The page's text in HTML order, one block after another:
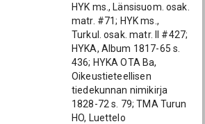
HYK ms., Länsisuom. osak.
matr. #71; HYK ms.,
Turkul. osak. matr. II #427;
HYKA, Album 1817-65 s.
436; HYKA OTA Ba,
Oikeustieteellisen
tiedekunnan nimikirja
1828-72 s. 79; TMA Turun
HO, Luettelo